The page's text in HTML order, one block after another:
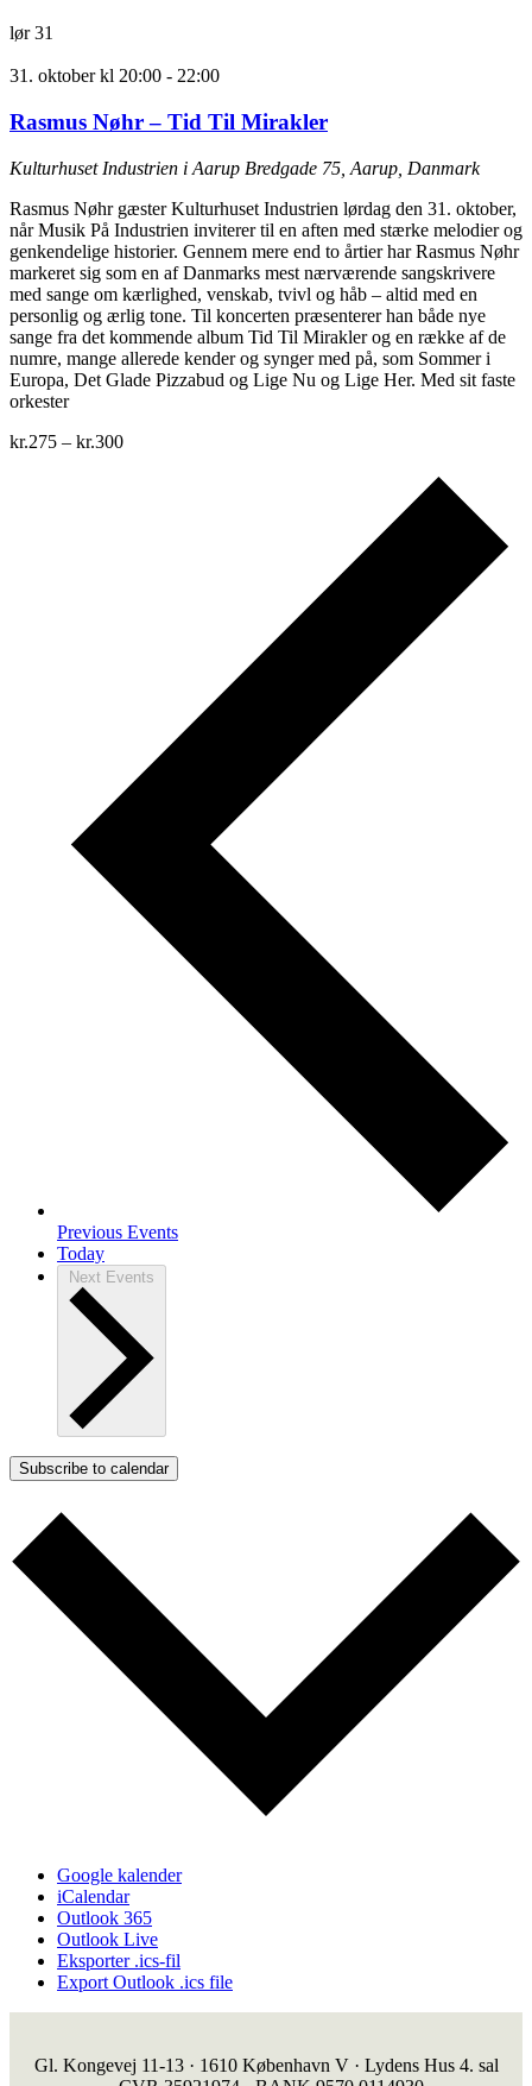
lør31
31. oktober kl 20:00 - 22:00
Rasmus Nøhr – Tid Til Mirakler
Kulturhuset Industrien i Aarup Bredgade 75, Aarup, Danmark
Rasmus Nøhr gæster Kulturhuset Industrien lørdag den 31. oktober,
når Musik På Industrien inviterer til en aften med stærke melodier og
genkendelige historier. Gennem mere end to årtier har Rasmus Nøhr
markeret sig som en af Danmarks mest nærværende sangskrivere
med sange om kærlighed, venskab, tvivl og håb – altid med en
personlig og ærlig tone. Til koncerten præsenterer han både nye
sange fra det kommende album Tid Til Mirakler og en række af de
numre, mange allerede kender og synger med på, som Sommer i
Europa, Det Glade Pizzabud og Lige Nu og Lige Her. Med sit faste
orkester
kr.275 – kr.300
Previous Events
Today
Next Events
Subscribe to calendar
Google kalender
iCalendar
Outlook 365
Outlook Live
Eksporter .ics-fil
Export Outlook .ics file
Gl. Kongevej 11-13 · 1610 København V · Lydens Hus 4. sal